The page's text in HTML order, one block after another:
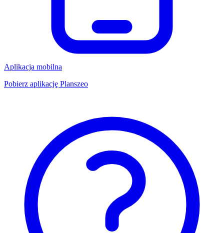
Aplikacja mobilna
Pobierz aplikację Planszeo